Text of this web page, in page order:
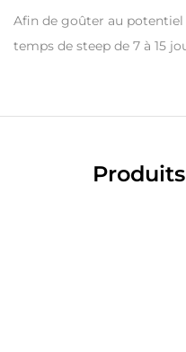
Afin de goûter au
temps de steep de 7 à 15